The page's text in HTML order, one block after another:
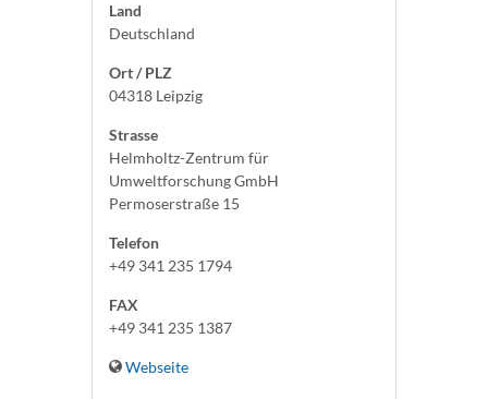
Land
Deutschland
Ort / PLZ
04318 Leipzig
Strasse
Helmholtz-Zentrum für
Umweltforschung GmbH
Permoserstraße 15
Telefon
+49 341 235 1794
FAX
+49 341 235 1387
Webseite